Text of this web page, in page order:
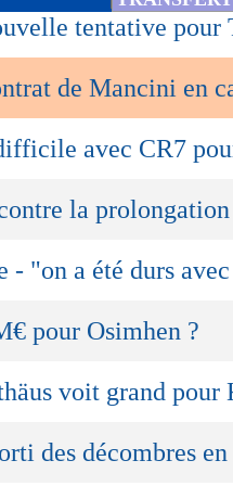
tentative pour
de Mancini en
avec CR7
la
- "on a été durs
pour Osimhen ?
voit grand pour
des décombres